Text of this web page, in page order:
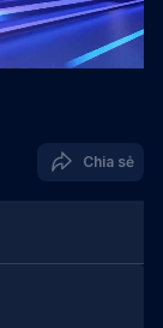
Chia sẻ